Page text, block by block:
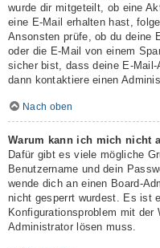
wurde dir mitgeteilt, ob eine
eine E-Mail erhalten hast,
Ansonsten prüfe, ob du deine
oder die E-Mail von einem
sicher bist, dass deine E-Mail-
dann kontaktiere einen
Nach oben
Warum kann ich mich nicht
Dafür gibt es viele mögliche
Benutzername und dein
wende dich an einen Board-
nicht gesperrt wurdest. Es ist
Konfigurationsproblem mit
Administrator lösen muss.